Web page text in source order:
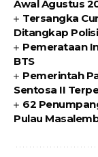
Awal Agustus
Tersangka
Ditangkap Polisi
Pemerataan
BTS
Pemerintah
Sentosa II
62
Pulau